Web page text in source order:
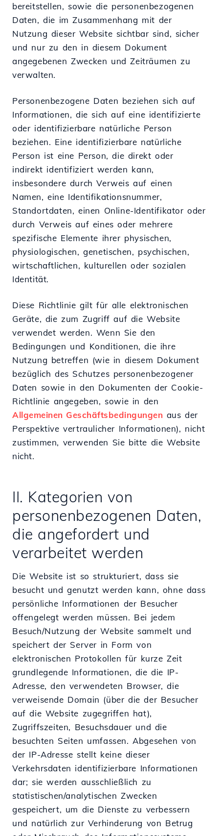
bereitstellen, sowie die personenbezogenen
Daten, die im Zusammenhang mit der
Nutzung dieser Website sichtbar sind, sicher
und nur zu den in diesem Dokument
angegebenen Zwecken und Zeiträumen zu
verwalten.
Personenbezogene Daten beziehen sich auf
Informationen, die sich auf eine identifizierte
oder identifizierbare natürliche Person
beziehen. Eine identifizierbare natürliche
Person ist eine Person, die direkt oder
indirekt identifiziert werden kann,
insbesondere durch Verweis auf einen
Namen, eine Identifikationsnummer,
Standortdaten, einen Online-Identifikator oder
durch Verweis auf eines oder mehrere
spezifische Elemente ihrer physischen,
physiologischen, genetischen, psychischen,
wirtschaftlichen, kulturellen oder sozialen
Identität.
Diese Richtlinie gilt für alle elektronischen
Geräte, die zum Zugriff auf die Website
verwendet werden. Wenn Sie den
Bedingungen und Konditionen, die ihre
Nutzung betreffen (wie in diesem Dokument
bezüglich des Schutzes personenbezogener
Daten sowie in den Dokumenten der Cookie-
Richtlinie angegeben, sowie in den
Allgemeinen Geschäftsbedingungen aus der
Perspektive vertraulicher Informationen), nicht
zustimmen, verwenden Sie bitte die Website
nicht.
II. Kategorien von
personenbezogenen Daten,
die angefordert und
verarbeitet werden
Die Website ist so strukturiert, dass sie
besucht und genutzt werden kann, ohne dass
persönliche Informationen der Besucher
offengelegt werden müssen. Bei jedem
Besuch/Nutzung der Website sammelt und
speichert der Server in Form von
elektronischen Protokollen für kurze Zeit
grundlegende Informationen, die die IP-
Adresse, den verwendeten Browser, die
verweisende Domain (über die der Besucher
auf die Website zugegriffen hat),
Zugriffszeiten, Besuchsdauer und die
besuchten Seiten umfassen. Abgesehen von
der IP-Adresse stellt keine dieser
Verkehrsdaten identifizierbare Informationen
dar; sie werden ausschließlich zu
statistischen/analytischen Zwecken
gespeichert, um die Dienste zu verbessern
und natürlich zur Verhinderung von Betrug